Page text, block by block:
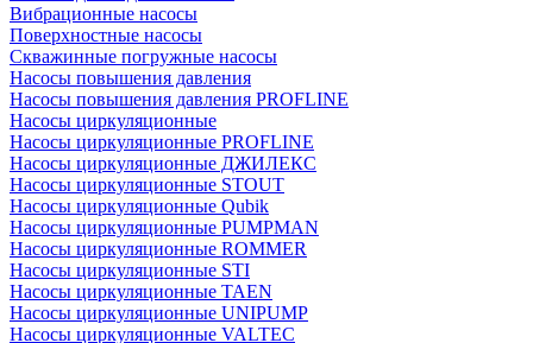
Вибрационные насосы
Поверхностные насосы
Скважинные погружные насосы
Насосы повышения давления
Насосы повышения давления PROFLINE
Насосы циркуляционные
Насосы циркуляционные PROFLINE
Насосы циркуляционные ДЖИЛЕКС
Насосы циркуляционные STOUT
Насосы циркуляционные Qubik
Насосы циркуляционные PUMPMAN
Насосы циркуляционные ROMMER
Насосы циркуляционные STI
Насосы циркуляционные TAEN
Насосы циркуляционные UNIPUMP
Насосы циркуляционные VALTEC